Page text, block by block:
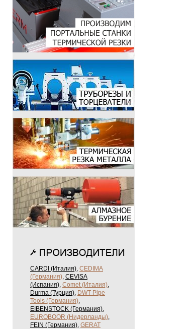
CARDI (Италия), CEDIMA
(Германия), CEVISA
(Испания), Comet (Италия),
Durma (Турция), DWT Pipe
Tools (Германия),
EIBENSTOCK (Германия),
EUROBOOR (Нидерланды),
FEIN (Германия), GERAT